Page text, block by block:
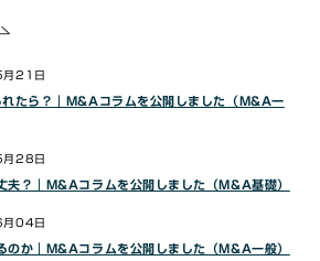
21日
たら？｜M&Aコラムを公開しました（M&A一
28日
夫？｜M&Aコラムを公開しました（M&A基礎）
04日
のか｜M&Aコラムを公開しました（M&A一般）